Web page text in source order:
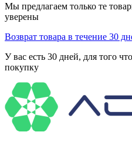
Мы предлагаем только те
уверены
Возврат товара в течение 30
У вас есть 30 дней, для того
покупку